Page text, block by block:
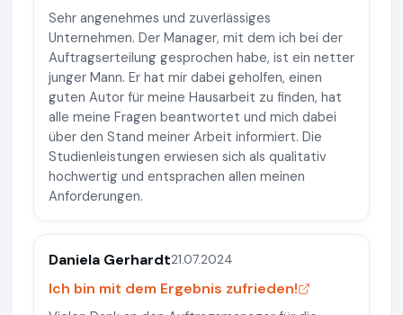
Sehr angenehmes und zuverlässiges
Unternehmen. Der Manager, mit dem ich bei der
Auftragserteilung gesprochen habe, ist ein netter
junger Mann. Er hat mir dabei geholfen, einen
guten Autor für meine Hausarbeit zu finden, hat
alle meine Fragen beantwortet und mich dabei
über den Stand meiner Arbeit informiert. Die
Studienleistungen erwiesen sich als qualitativ
hochwertig und entsprachen allen meinen
Anforderungen.
Daniela Gerhardt21.07.2024
Ich bin mit dem Ergebnis zufrieden!